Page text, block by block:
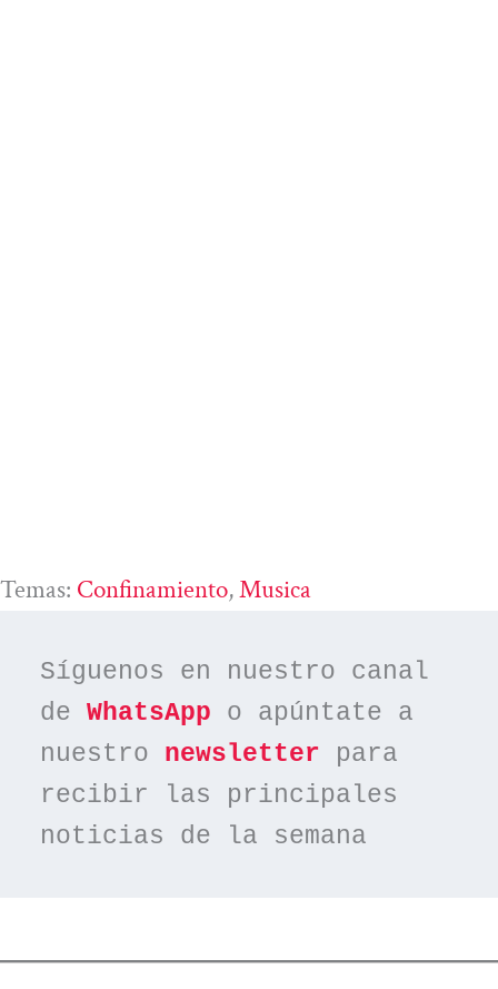
Temas: Confinamiento, Musica
Síguenos en nuestro canal
de WhatsApp o apúntate a
nuestro newsletter para
recibir las principales
noticias de la semana